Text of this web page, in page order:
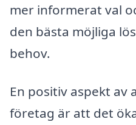
mer informerat val
den bästa möjliga
behov.
En positiv aspekt av
företag är att det